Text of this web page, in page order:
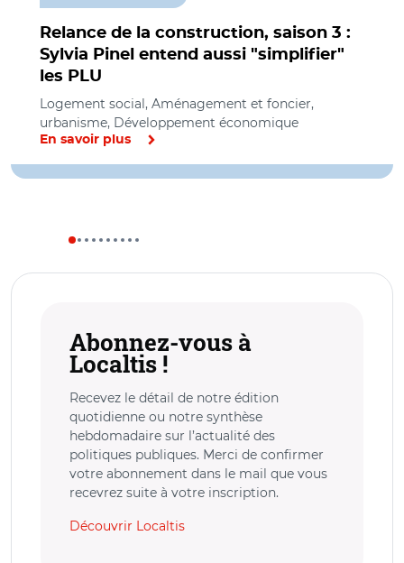
Relance de la construction, saison 3 :
Sylvia Pinel entend aussi "simplifier"
les PLU
Logement social, Aménagement et foncier,
urbanisme, Développement économique
En savoir plus
Abonnez-vous à
Localtis !
Recevez le détail de notre édition
quotidienne ou notre synthèse
hebdomadaire sur l’actualité des
politiques publiques. Merci de confirmer
votre abonnement dans le mail que vous
recevrez suite à votre inscription.
Découvrir Localtis